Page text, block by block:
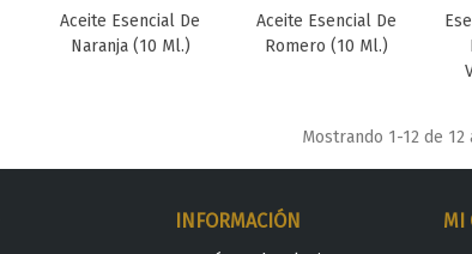
Favorito
Aceite Esencial De
Naranja (10 Ml.)
Favorito
Aceite Esencial De
Romero (10 Ml.)
Mostrando 1-12 de
INFORMACIÓN MI